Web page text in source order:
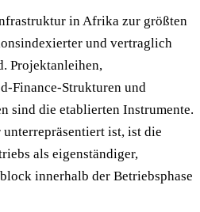
in Afrika zur größten
und vertraglich
Projektanleihen,
Finance-Strukturen und
sind die etablierten Instrumente.
ist, ist die
als eigenständiger,
innerhalb der Betriebsphase